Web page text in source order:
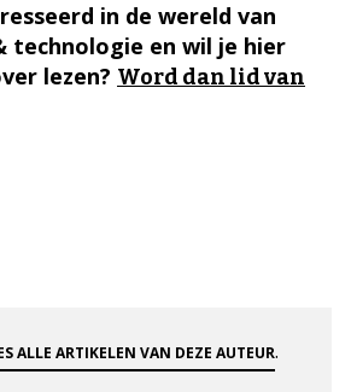
in de wereld van
technologie en wil je hier
lezen? Word dan lid van
ALLE ARTIKELEN VAN DEZE AUTEUR.